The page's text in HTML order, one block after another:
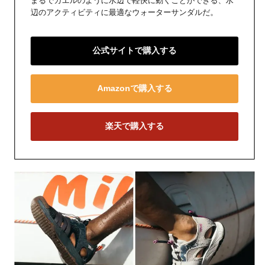
辺のアクティビティに最適なウォーターサンダルだ。
公式サイトで購入する
Amazonで購入する
楽天で購入する